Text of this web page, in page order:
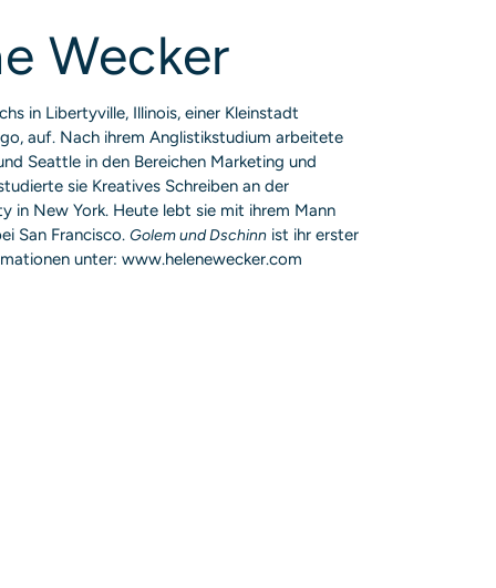
Wecker
in Libertyville, Illinois, einer Kleinstadt
auf. Nach ihrem Anglistikstudium arbeitete
Seattle in den Bereichen Marketing und
sie Kreatives Schreiben an der
in New York. Heute lebt sie mit ihrem Mann
San Francisco. Golem und Dschinn ist ihr erster
unter: www.helenewecker.com